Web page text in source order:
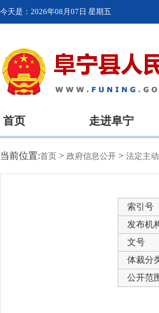
今天是： 2026年08月07日 星期五
首页 走进阜宁
当前位置:首页 > 政府信息公开 > 法定主
索引号
发布机
文号
体裁分
公开范